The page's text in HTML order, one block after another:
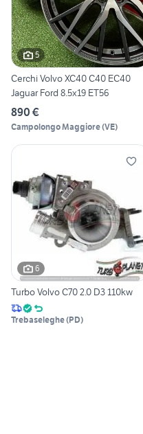
5
Cerchi Volvo XC40 C40 EC40
Jaguar Ford 8.5x19 ET56
890 €
Campolongo Maggiore(VE)
6
Turbo Volvo C70 2.0 D3 110kw
Trebaseleghe(PD)